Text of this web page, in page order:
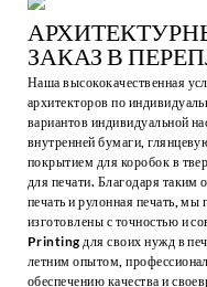
ЗАКАЗ В
Наша высококачественная
архитекторов по
вариантов индивидуальной
внутренней бумаги,
покрытием для коробок в
для печати. Благодаря таким
печать и рулонная печать, мы
изготовлены с точностью и
Printing для своих нужд в
летним опытом,
обеспечению качества и